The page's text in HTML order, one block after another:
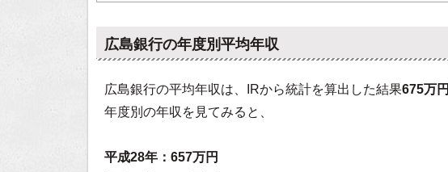
広島銀行の年度別平均年収
広島銀行の平均年収は、IRから統計を算出した結果675万円
年度別の年収を見てみると、
平成28年：657万円